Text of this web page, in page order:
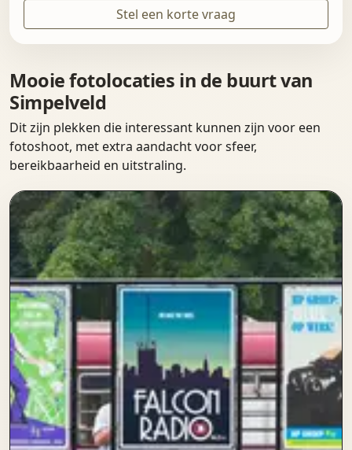
Stel een korte vraag
Mooie fotolocaties in de buurt van
Simpelveld
Dit zijn plekken die interessant kunnen zijn voor een
fotoshoot, met extra aandacht voor sfeer,
bereikbaarheid en uitstraling.